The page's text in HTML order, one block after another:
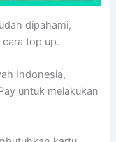
dipahami,
top up.
Indonesia,
untuk melakukan